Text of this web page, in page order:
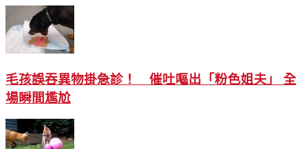
毛孩誤吞異物掛急診！ 催吐嘔出「粉色姐夫」 全
場瞬間尷尬